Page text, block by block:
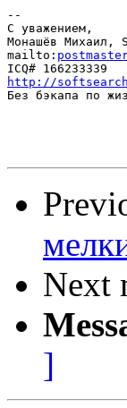
--
С уважением,
Монашёв Михаил,
mailto:
http://
Без бэкапа по
Next
]